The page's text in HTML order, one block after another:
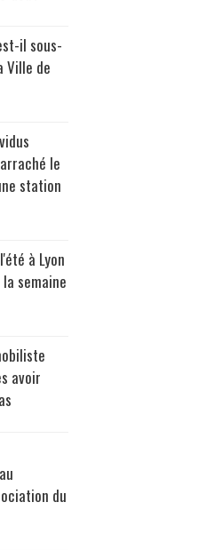
il sous-
Ville de
le
station
à Lyon
semaine
avoir
du